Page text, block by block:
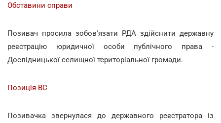
Обставини справи
Позивач просила зобов'язати РДА здійснити державну
реєстрацію юридичної особи публічного права -
Дослідницької селищної територіальної громади.
Позиція ВС
Позивачка звернулася до державного реєстратора із